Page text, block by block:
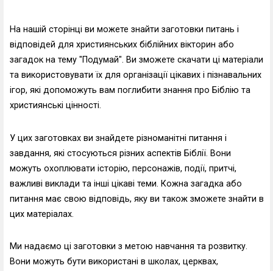
На нашій сторінці ви можете знайти заготовки питань і
відповідей для християнських біблійних вікторин або
загадок на тему "Подумай". Ви зможете скачати ці матеріали
та використовувати їх для організації цікавих і пізнавальних
ігор, які допоможуть вам поглибити знання про Біблію та
християнські цінності.
У цих заготовках ви знайдете різноманітні питання і
завдання, які стосуються різних аспектів Біблії. Вони
можуть охоплювати історію, персонажів, події, притчі,
важливі виклади та інші цікаві теми. Кожна загадка або
питання має свою відповідь, яку ви також зможете знайти в
цих матеріалах.
Ми надаємо ці заготовки з метою навчання та розвитку.
Вони можуть бути використані в школах, церквах,